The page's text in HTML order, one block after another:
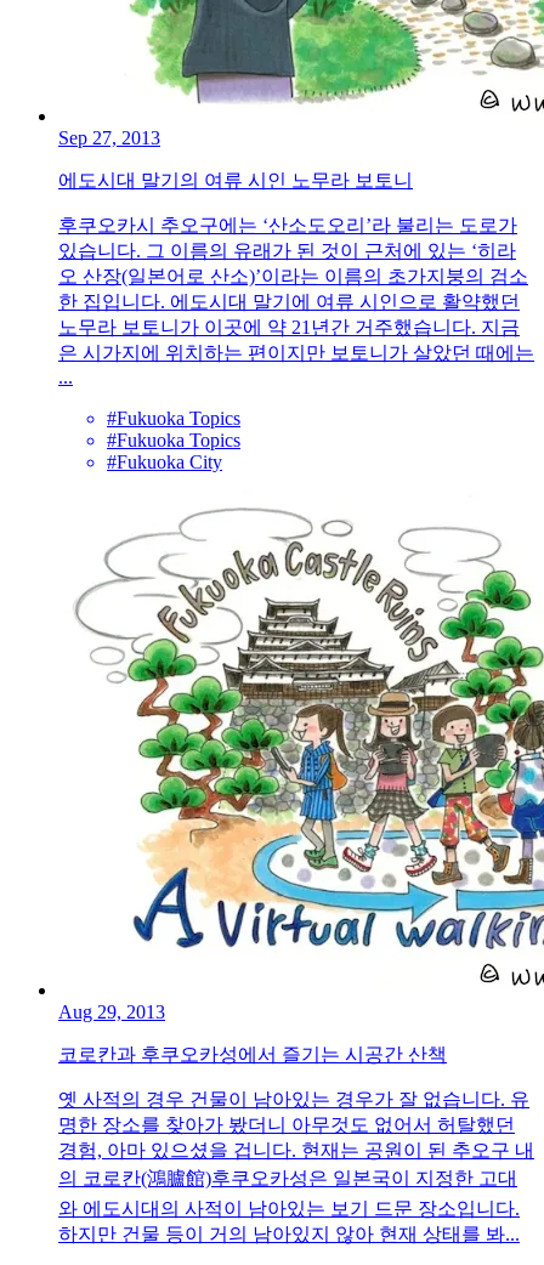
Sep 27, 2013
에도시대 말기의 여류 시인 노무라 보토니
후쿠오카시 추오구에는 ‘산소도오리’라 불리는 도로가
있습니다. 그 이름의 유래가 된 것이 근처에 있는 ‘히라
오 산장(일본어로 산소)’이라는 이름의 초가지붕의 검소
한 집입니다. 에도시대 말기에 여류 시인으로 활약했던
노무라 보토니가 이곳에 약 21년간 거주했습니다. 지금
은 시가지에 위치하는 편이지만 보토니가 살았던 때에는
...
#Fukuoka Topics
#Fukuoka Topics
#Fukuoka City
Aug 29, 2013
코로칸과 후쿠오카성에서 즐기는 시공간 산책
옛 사적의 경우 건물이 남아있는 경우가 잘 없습니다. 유
명한 장소를 찾아가 봤더니 아무것도 없어서 허탈했던
경험, 아마 있으셨을 겁니다. 현재는 공원이 된 추오구 내
의 코로칸(鴻臚館)후쿠오카성은 일본국이 지정한 고대
와 에도시대의 사적이 남아있는 보기 드문 장소입니다.
하지만 건물 등이 거의 남아있지 않아 현재 상태를 봐...